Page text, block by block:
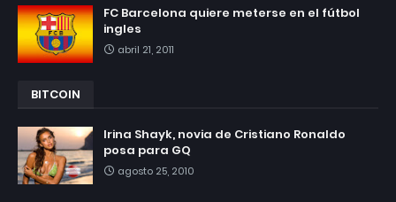
FC Barcelona quiere meterse en el fútbol
ingles
abril 21, 2011
BITCOIN
Irina Shayk, novia de Cristiano Ronaldo
posa para GQ
agosto 25, 2010